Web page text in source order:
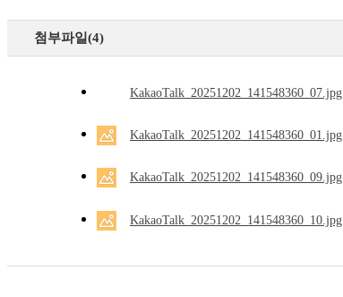
첨부파일(4)
KakaoTalk_20251202_141548360_07.jpg
KakaoTalk_20251202_141548360_01.jpg
KakaoTalk_20251202_141548360_09.jpg
KakaoTalk_20251202_141548360_10.jpg